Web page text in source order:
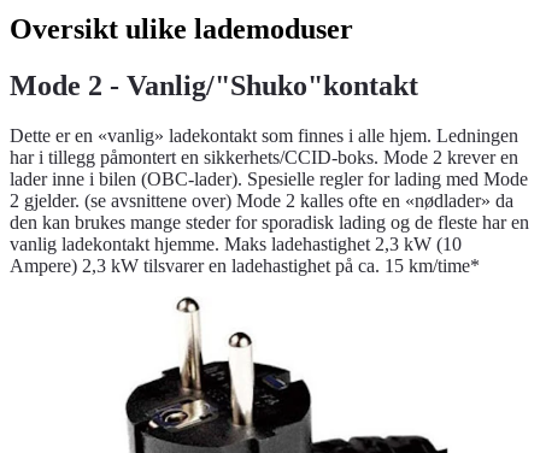
Oversikt ulike lademoduser
Mode 2 - Vanlig/"Shuko"kontakt
Dette er en «vanlig» ladekontakt som finnes i alle hjem. Ledningen
har i tillegg påmontert en sikkerhets/CCID-boks. Mode 2 krever en
lader inne i bilen (OBC-lader). Spesielle regler for lading med Mode
2 gjelder. (se avsnittene over) Mode 2 kalles ofte en «nødlader» da
den kan brukes mange steder for sporadisk lading og de fleste har en
vanlig ladekontakt hjemme. Maks ladehastighet 2,3 kW (10
Ampere) 2,3 kW tilsvarer en ladehastighet på ca. 15 km/time*